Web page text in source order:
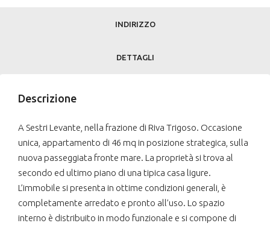
INDIRIZZO
DETTAGLI
Descrizione
A Sestri Levante, nella frazione di Riva Trigoso. Occasione
unica, appartamento di 46 mq in posizione strategica, sulla
nuova passeggiata fronte mare. La proprietà si trova al
secondo ed ultimo piano di una tipica casa ligure.
L’immobile si presenta in ottime condizioni generali, è
completamente arredato e pronto all’uso. Lo spazio
interno è distribuito in modo funzionale e si compone di